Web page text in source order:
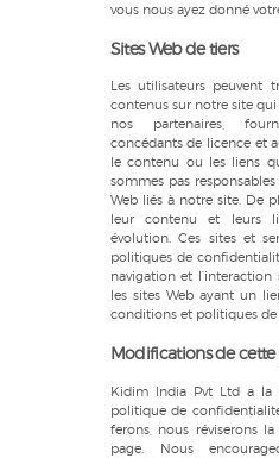
vous nous ayez donné
Sites Web de tiers
Les utilisateurs peuvent
contenus sur notre site qui
nos partenaires,
concédants de licence et
le contenu ou les liens
sommes pas
Web liés à notre site. De
leur contenu et leurs
évolution. Ces sites et
politiques de
navigation et
les sites Web ayant un
conditions et politiques de
Modifications de
Kidim India Pvt Ltd a la
politique de
ferons, nous réviserons
page. Nous